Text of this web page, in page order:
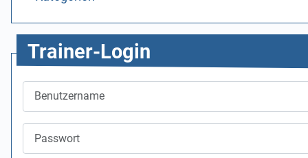
Trainer-Login